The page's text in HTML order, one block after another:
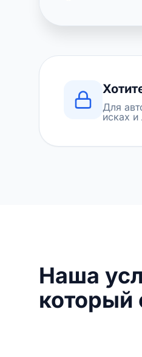
Для
исках и
Наша
который